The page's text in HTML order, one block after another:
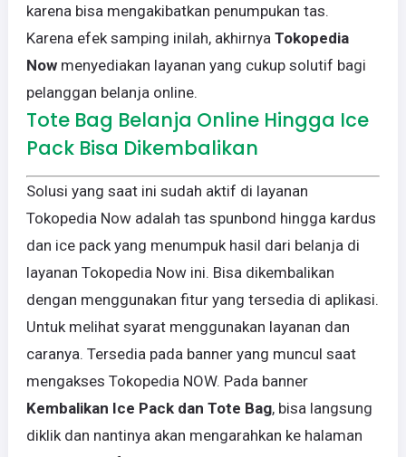
karena bisa mengakibatkan penumpukan tas.
Karena efek samping inilah, akhirnya Tokopedia
Nowmenyediakan layanan yang cukup solutif bagi
pelanggan belanja online.
Tote Bag Belanja Online Hingga Ice
Pack Bisa Dikembalikan
Solusi yang saat ini sudah aktif di layanan
Tokopedia Now adalah tas spunbond hingga kardus
dan ice pack yang menumpuk hasil dari belanja di
layanan Tokopedia Now ini. Bisa dikembalikan
dengan menggunakan fitur yang tersedia di aplikasi.
Untuk melihat syarat menggunakan layanan dan
caranya. Tersedia pada banner yang muncul saat
mengakses Tokopedia NOW. Pada banner
Kembalikan Ice Pack dan Tote Bag, bisa langsung
diklik dan nantinya akan mengarahkan ke halaman